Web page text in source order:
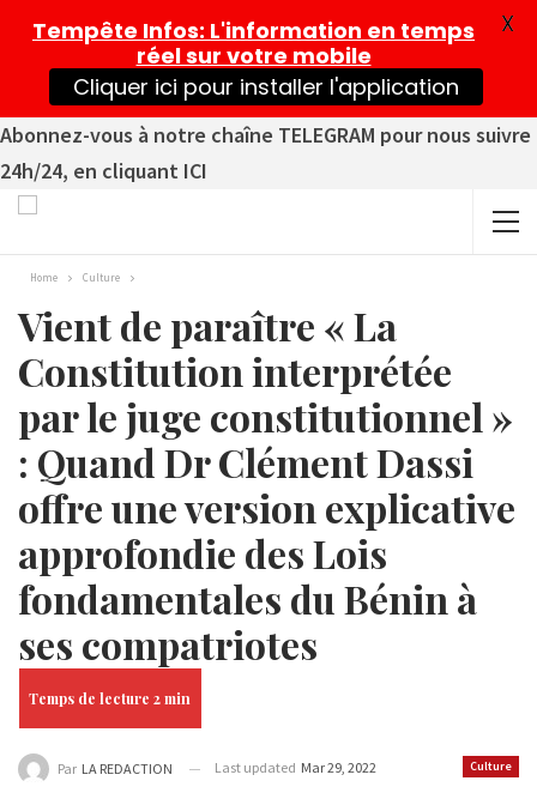
Abonnez-vous à notre chaîne TELEGRAM pour nous suivre
24h/24, en cliquant ICI
Home Culture
Vient de paraître « La
Constitution interprétée
par le juge constitutionnel »
: Quand Dr Clément Dassi
offre une version explicative
approfondie des Lois
fondamentales du Bénin à
ses compatriotes
Culture
Par LA REDACTION Last updated Mar 29, 2022
Tempête Infos: L'information en temps
réel sur votre mobile
Cliquer ici pour installer l'application
X